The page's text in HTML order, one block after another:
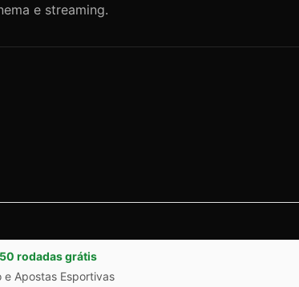
e streaming.
rodadas grátis
e Apostas Esportivas